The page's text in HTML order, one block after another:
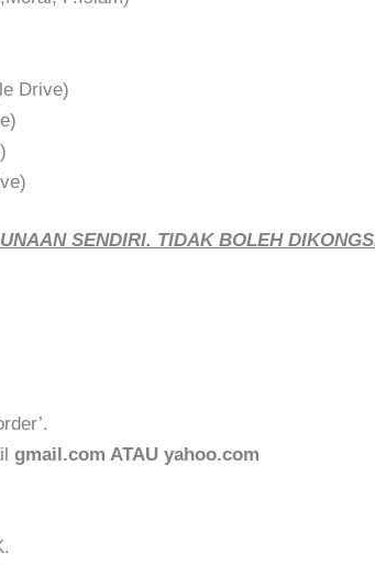
Drive)
SENDIRI. TIDAK BOLEH
gmail.com ATAU yahoo.com